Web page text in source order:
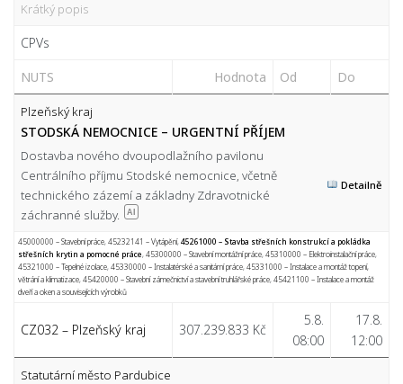
Krátký popis
CPVs
NUTS
Hodnota Od Do
Plzeňský kraj
STODSKÁ NEMOCNICE – URGENTNÍ PŘÍJEM
Dostavba nového dvoupodlažního pavilonu
Centrálního příjmu Stodské nemocnice, včetně
technického zázemí a základny Zdravotnické
záchranné služby.
AI
Detailně
45000000 – Stavební práce,45232141 – Vytápění,45261000 – Stavba střešních konstrukcí a pokládka
střešních krytin a pomocné práce,45300000 – Stavební montážní práce,45310000 – Elektroinstalační práce,
45321000 – Tepelné izolace,45330000 – Instalatérské a sanitární práce,45331000 – Instalace a montáž topení,
větrání a klimatizace,45420000 – Stavební zámečnictví a stavební truhlářské práce,45421100 – Instalace a montáž
dveří a oken a souvisejících výrobků
CZ032 – Plzeňský kraj 307.239.833 Kč
5.8.
08:00
17.8.
12:00
Statutární město Pardubice